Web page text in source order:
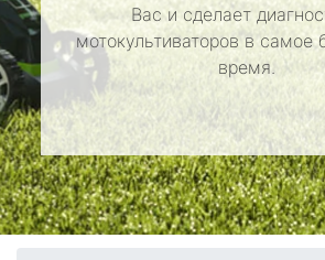
Вас и сделает
мотокультиваторов в
время.